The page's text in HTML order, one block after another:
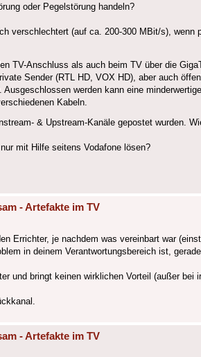
oder Pegelstörung handeln?
verschlechtert (auf ca. 200-300 MBit/s), wenn
TV-Anschluss als auch beim TV über die
Sender (RTL HD, VOX HD), aber auch
werden kann eine
Kabeln.
& Upstream-Kanäle gepostet wurden.
mit Hilfe seitens Vodafone lösen?
- Artefakte im TV
Errichter, je nachdem was vereinbart war
in deinem Verantwortungsbereich ist,
und bringt keinen wirklichen Vorteil (außer bei
- Artefakte im TV